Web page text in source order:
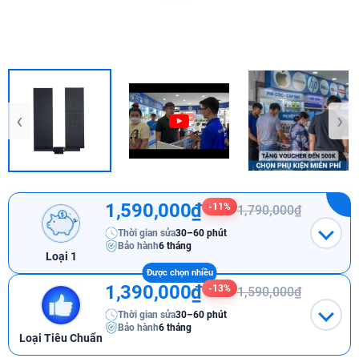
‹ ›
Loại 1
1,590,000₫ -11% 1,790,000₫
Thời gian sửa30–60 phút
Bảo hành6 tháng
Loại Tiêu Chuẩn
1,390,000₫ -13% 1,590,000₫
Thời gian sửa30–60 phút
Bảo hành6 tháng